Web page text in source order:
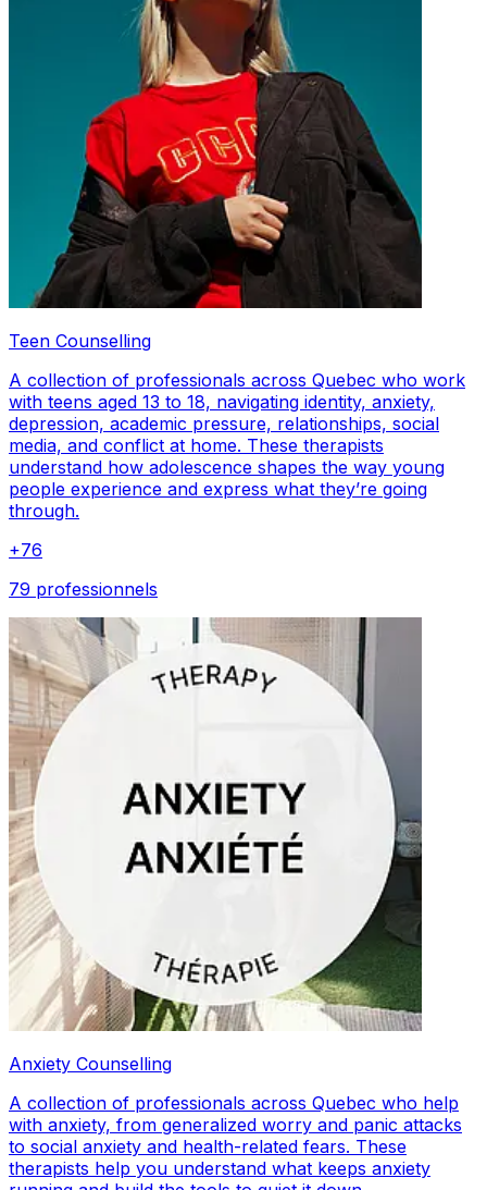
Teen Counselling
A collection of professionals across Quebec who work
with teens aged 13 to 18, navigating identity, anxiety,
depression, academic pressure, relationships, social
media, and conflict at home. These therapists
understand how adolescence shapes the way young
people experience and express what they’re going
through.
+76
79 professionnels
Anxiety Counselling
A collection of professionals across Quebec who help
with anxiety, from generalized worry and panic attacks
to social anxiety and health-related fears. These
therapists help you understand what keeps anxiety